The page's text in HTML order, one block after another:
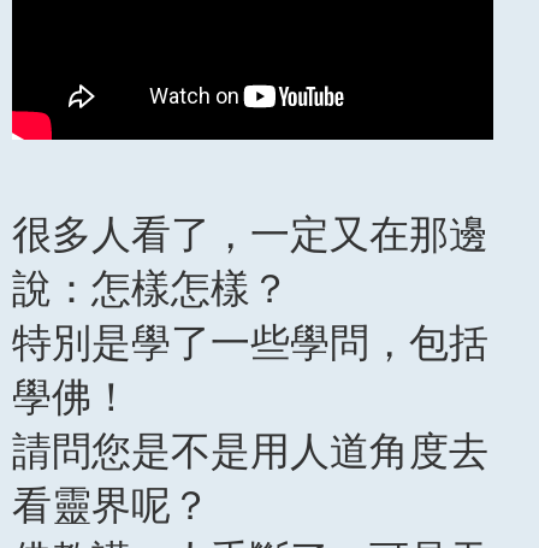
很多人看了，一定又在那邊
說：怎樣怎樣？
特別是學了一些學問，包括
學佛！
請問您是不是用人道角度去
看靈界呢？